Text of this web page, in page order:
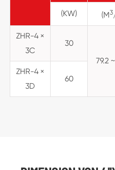
(KW) (M3
ZHR-4 ×
3C
30
79.2
ZHR-4 ×
3D
60